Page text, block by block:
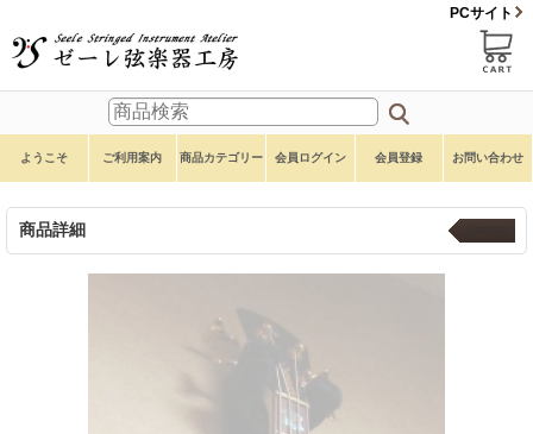
PCサイト
ようこそ ご利用案内 商品カテゴリー 会員ログイン 会員登録 お問い合わせ
商品詳細